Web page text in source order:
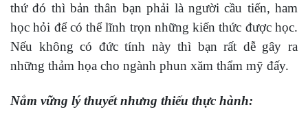
thứ đó thì bản thân bạn phải là người cầu tiến, ham
học hỏi để có thể lĩnh trọn những kiến thức được học.
Nếu không có đức tính này thì bạn rất dễ gây ra
những thảm họa cho ngành phun xăm thẩm mỹ đấy.
Nắm vững lý thuyết nhưng thiếu thực hành: